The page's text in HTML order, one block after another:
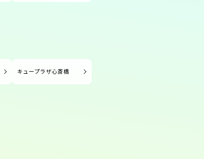
キュープラザ心斎橋